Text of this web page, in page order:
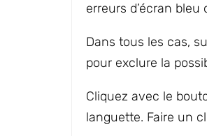
erreurs d’écran
Dans tous les cas,
pour exclure la
Cliquez avec le
languette. Faire un